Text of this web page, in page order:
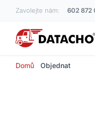
Zavolejte nám: 602 872
Domů Objednat